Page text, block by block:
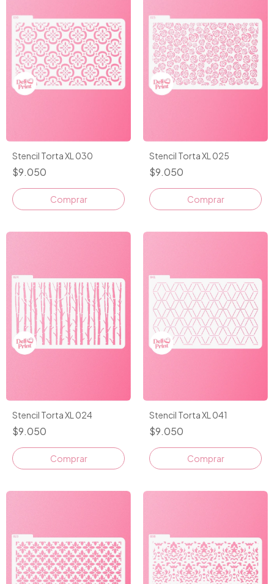
Stencil Torta XL 030
$9.050
Stencil Torta XL 025
$9.050
Stencil Torta XL 024
$9.050
Stencil Torta XL 041
$9.050